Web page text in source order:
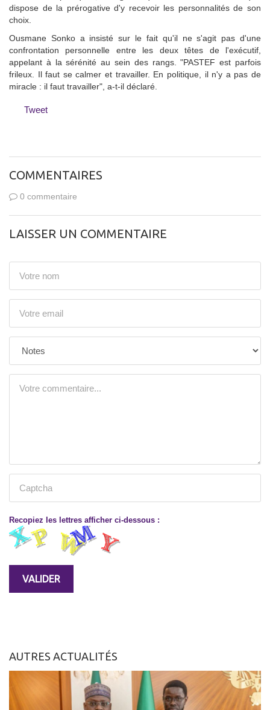
dispose de la prérogative d'y recevoir les personnalités de son
choix.
Ousmane Sonko a insisté sur le fait qu'il ne s'agit pas d'une
confrontation personnelle entre les deux têtes de l'exécutif,
appelant à la sérénité au sein des rangs. "PASTEF est parfois
frileux. Il faut se calmer et travailler. En politique, il n'y a pas de
miracle : il faut travailler", a-t-il déclaré.
Tweet
COMMENTAIRES
0 commentaire
LAISSER UN COMMENTAIRE
Recopiez les lettres afficher ci-dessous :
AUTRES ACTUALITÉS